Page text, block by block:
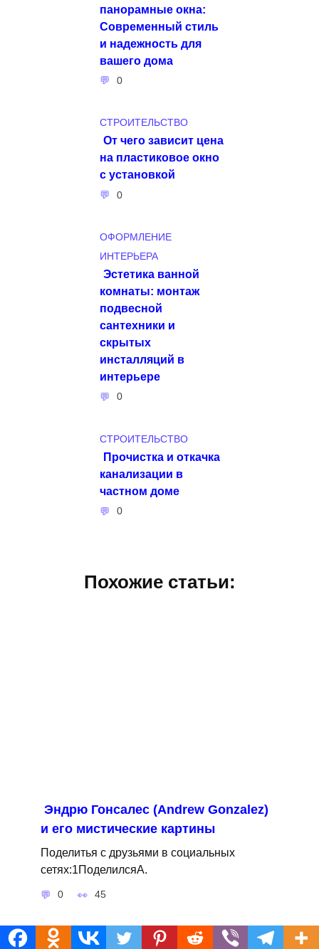
панорамные окна:
Современный стиль
и надежность для
вашего дома
0
СТРОИТЕЛЬСТВО
От чего зависит цена
на пластиковое окно
с установкой
0
ОФОРМЛЕНИЕ
ИНТЕРЬЕРА
Эстетика ванной
комнаты: монтаж
подвесной
сантехники и
скрытых
инсталляций в
интерьере
0
СТРОИТЕЛЬСТВО
Прочистка и откачка
канализации в
частном доме
0
Похожие статьи:
Эндрю Гонсалес (Andrew Gonzalez)
и его мистические картины
Поделитья с друзьями в социальных
сетях:1ПоделилсяA.
0 45